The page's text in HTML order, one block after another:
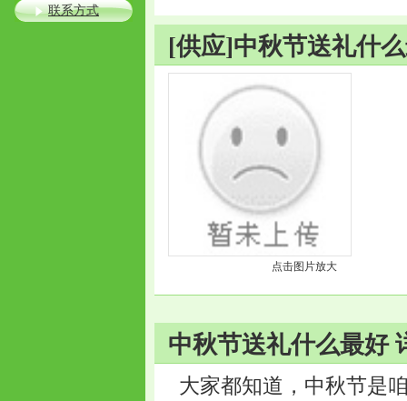
[供应]中秋节送礼什
点击图片放大
中秋节送礼什么最好
大家都知道，中秋节是
联系方式